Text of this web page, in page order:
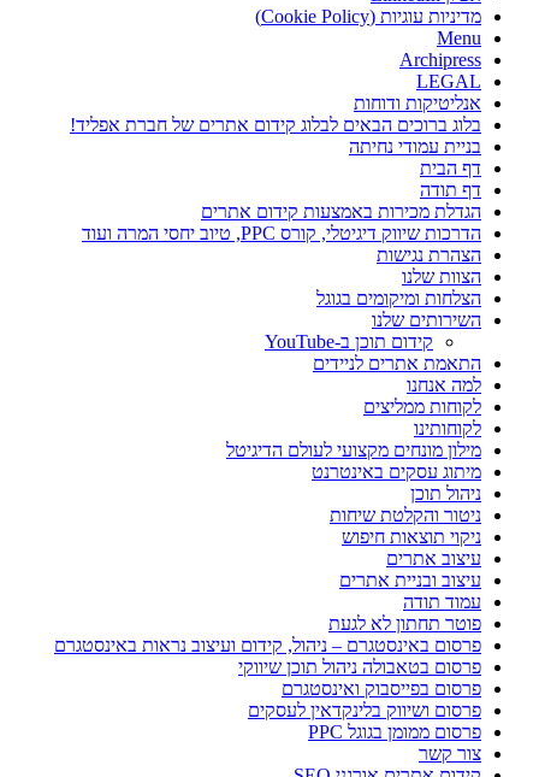
מדיניות עוגיות (Cookie Policy)
Menu
Archipress
LEGAL
אנליטיקות ודוחות
בלוג ברוכים הבאים לבלוג קידום אתרים של חברת אפליד!
בניית עמודי נחיתה
דף הבית
דף תודה
הגדלת מכירות באמצעות קידום אתרים
הדרכות שיווק דיגיטלי, קורס PPC, טיוב יחסי המרה ועוד
הצהרת נגישות
הצוות שלנו
הצלחות ומיקומים בגוגל
השירותים שלנו
קידום תוכן ב-YouTube
התאמת אתרים לניידים
למה אנחנו
לקוחות ממליצים
לקוחותינו
מילון מונחים מקצועי לעולם הדיגיטל
מיתוג עסקים באינטרנט
ניהול תוכן
ניטור והקלטת שיחות
ניקוי תוצאות חיפוש
עיצוב אתרים
עיצוב ובניית אתרים
עמוד תודה
פוטר תחתון לא לגעת
פרסום באינסטגרם – ניהול, קידום ועיצוב נראות באינסטגרם
פרסום בטאבולה ניהול תוכן שיווקי
פרסום בפייסבוק ואינסטגרם
פרסום ושיווק בלינקדאין לעסקים
פרסום ממומן בגוגל PPC
צור קשר